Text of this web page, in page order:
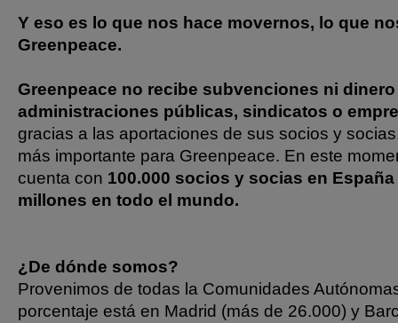
Y eso es lo que nos hace movernos, lo que
Greenpeace.
Greenpeace no recibe subvenciones ni
administraciones públicas, sindicatos o
gracias a las aportaciones de sus socios y
más importante para Greenpeace. En este
cuenta con 100.000 socios y socias en España
millones en todo el mundo.
¿De dónde somos?
Provenimos de todas la Comunidades
porcentaje está en Madrid (más de 26.000) y